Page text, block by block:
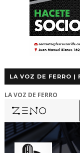
LA VOZ DE FERRO |
LA VOZ DE FERRO